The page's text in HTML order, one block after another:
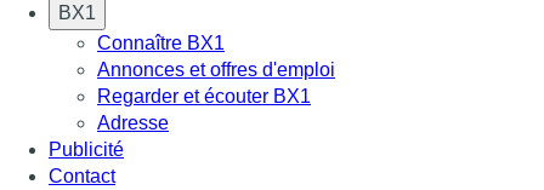
BX1
Connaître BX1
Annonces et offres d'emploi
Regarder et écouter BX1
Adresse
Publicité
Contact